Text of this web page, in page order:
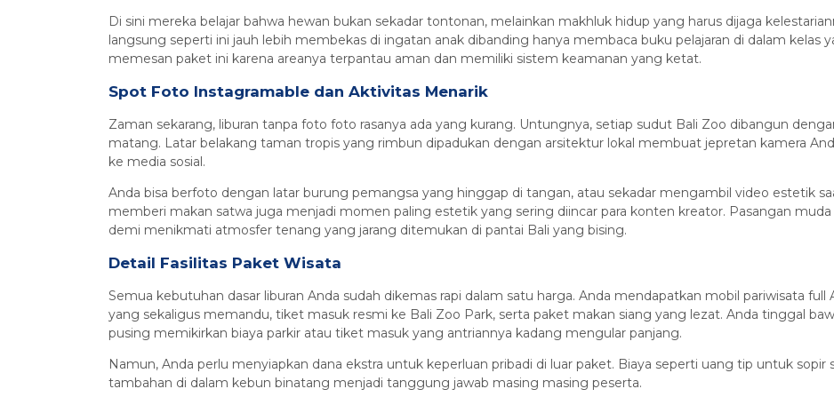
Di sini mereka belajar bahwa hewan bukan sekadar tontonan, melainkan makhluk hidup yang harus dijaga
langsung seperti ini jauh lebih membekas di ingatan anak dibanding hanya membaca buku pelajaran di dalam kelas
memesan paket ini karena areanya terpantau aman dan memiliki sistem keamanan yang ketat.
Spot Foto Instagramable dan Aktivitas Menarik
Zaman sekarang, liburan tanpa foto foto rasanya ada yang kurang. Untungnya, setiap sudut Bali Zoo dibangun
matang. Latar belakang taman tropis yang rimbun dipadukan dengan arsitektur lokal membuat jepretan kamera
ke media sosial.
Anda bisa berfoto dengan latar burung pemangsa yang hinggap di tangan, atau sekadar mengambil video estetik
memberi makan satwa juga menjadi momen paling estetik yang sering diincar para konten kreator. Pasangan
demi menikmati atmosfer tenang yang jarang ditemukan di pantai Bali yang bising.
Detail Fasilitas Paket Wisata
Semua kebutuhan dasar liburan Anda sudah dikemas rapi dalam satu harga. Anda mendapatkan mobil pariwisata full
yang sekaligus memandu, tiket masuk resmi ke Bali Zoo Park, serta paket makan siang yang lezat. Anda tinggal
pusing memikirkan biaya parkir atau tiket masuk yang antriannya kadang mengular panjang.
Namun, Anda perlu menyiapkan dana ekstra untuk keperluan pribadi di luar paket. Biaya seperti uang tip untuk sopir
tambahan di dalam kebun binatang menjadi tanggung jawab masing masing peserta.